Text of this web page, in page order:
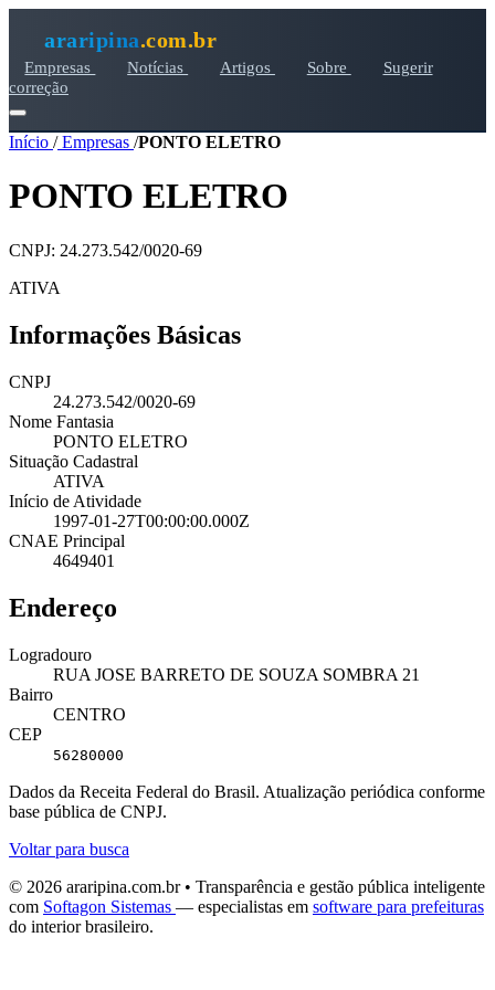
araripina.com.br
Empresas Notícias Artigos Sobre
Sugerir
correção
Início /Empresas /PONTO ELETRO
PONTO ELETRO
CNPJ: 24.273.542/0020-69
ATIVA
Informações Básicas
CNPJ
24.273.542/0020-69
Nome Fantasia
PONTO ELETRO
Situação Cadastral
ATIVA
Início de Atividade
1997-01-27T00:00:00.000Z
CNAE Principal
4649401
Endereço
Logradouro
RUA JOSE BARRETO DE SOUZA SOMBRA 21
Bairro
CENTRO
CEP
56280000
Dados da Receita Federal do Brasil. Atualização periódica conforme
base pública de CNPJ.
Voltar para busca
© 2026 araripina.com.br • Transparência e gestão pública inteligente
com Softagon Sistemas — especialistas em software para prefeituras
do interior brasileiro.